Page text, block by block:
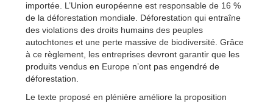
importée. L’Union européenne est responsable de 16 %
de la déforestation mondiale. Déforestation qui entraîne
des violations des droits humains des peuples
autochtones et une perte massive de biodiversité. Grâce
à ce règlement, les entreprises devront garantir que les
produits vendus en Europe n’ont pas engendré de
déforestation.
Le texte proposé en plénière améliore la proposition